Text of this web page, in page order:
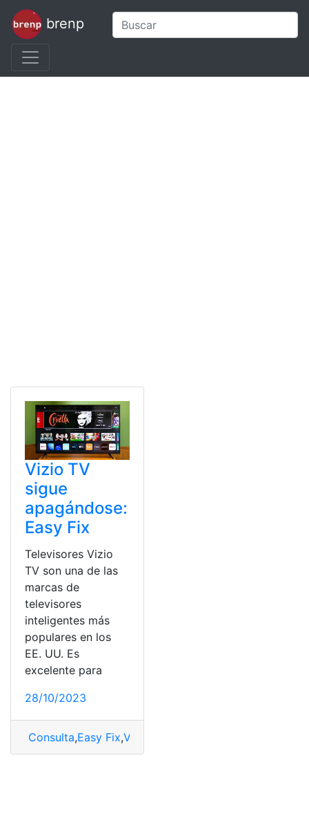
brenp
Vizio TV
sigue
apagándose:
Easy Fix
Televisores Vizio
TV son una de las
marcas de
televisores
inteligentes más
populares en los
EE. UU. Es
excelente para
28/10/2023
Consulta,Easy Fix,VIZIO